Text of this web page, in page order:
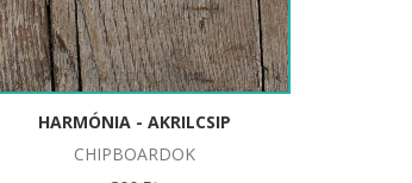
HARMÓNIA - AKRILCSIP
CHIPBOARDOK